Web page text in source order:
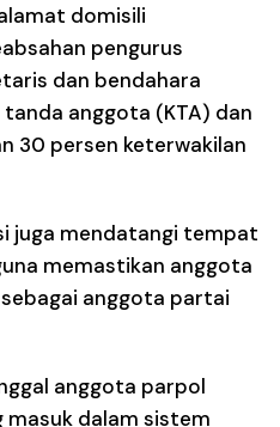
domisili
pengurus
dan bendahara
anggota (KTA) dan
30 persen keterwakilan
juga mendatangi tempat
memastikan anggota
anggota partai
anggota parpol
masuk dalam sistem